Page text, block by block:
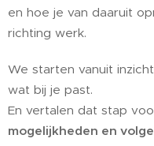
en hoe je van daaruit
richting werk.
We starten vanuit
wat bij je past.
En vertalen dat stap
mogelijkheden en